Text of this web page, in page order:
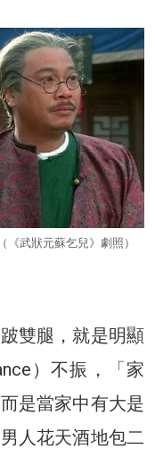
武狀元蘇乞兒》劇照）
雙腿，就是明顯
）不振，「家
是當家中有大是
人花天酒地包二